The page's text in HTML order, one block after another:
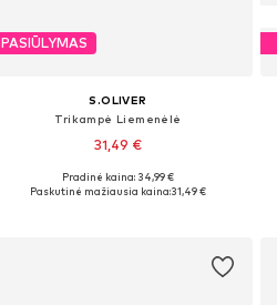
PASIŪLYMAS
S.OLIVER
Trikampė Liemenėlė
31,49 €
Yra daugybė dydžių
Pradinė kaina: 34,99 €
Paskutinė mažiausia kaina:31,49 €